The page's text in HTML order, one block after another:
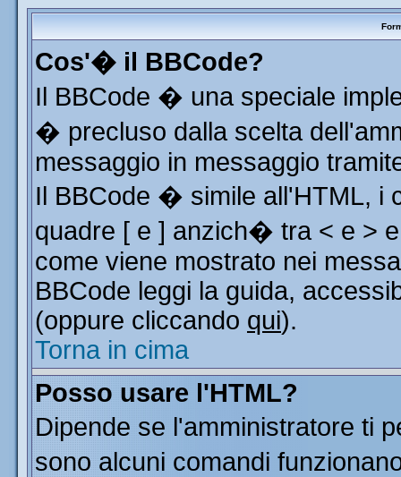
Cos'� il BBCode?
Il BBCode � una speciale
� precluso dalla scelta
messaggio in messaggio
Il BBCode � simile all'HTML, i
quadre [ e ] anzich� tra < e >
come viene mostrato nei
BBCode leggi la guida,
(oppure cliccando qui).
Torna in cima
Posso usare l'HTML?
Dipende se l'amministratore ti
sono alcuni comandi